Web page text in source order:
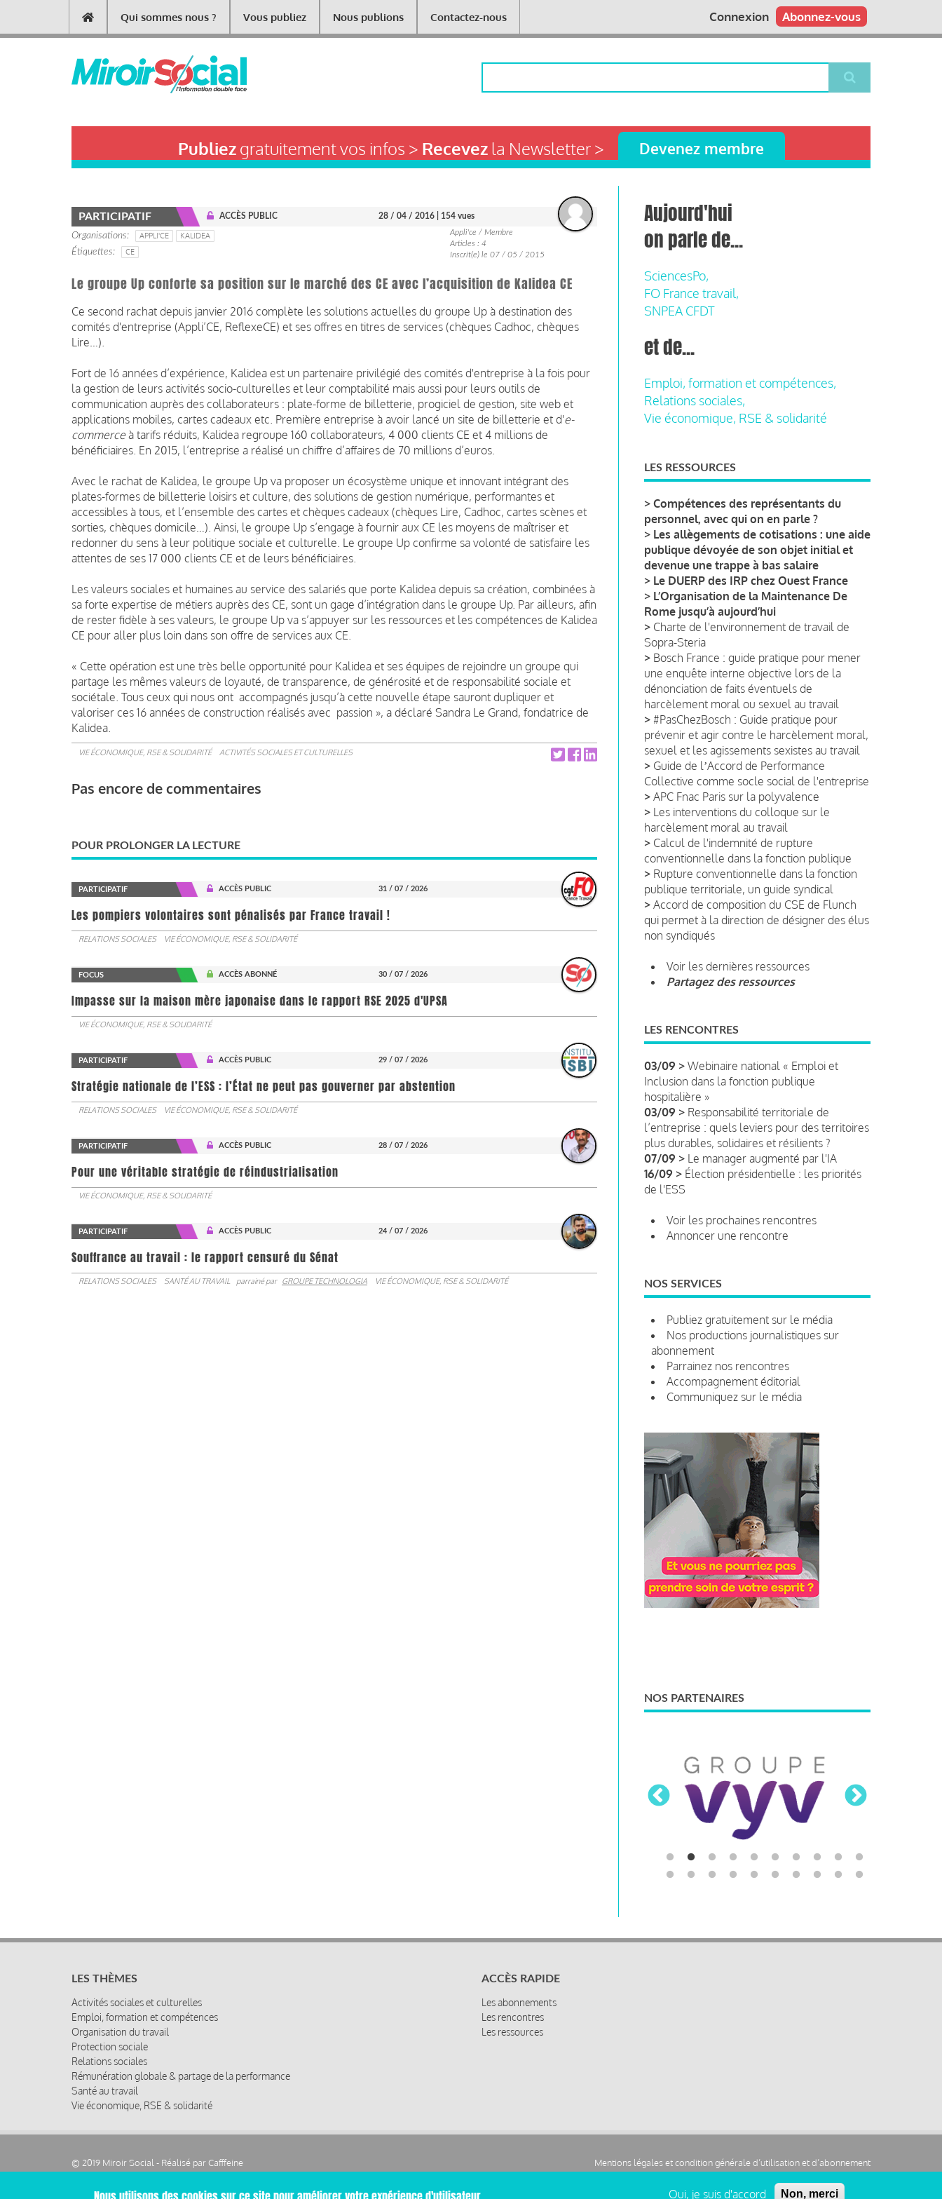
contenu
Main
navigation
Qui sommes nous ? Vous publiez Nous publions Contactez-nous Abonnez-vous
Connexion
Publiezgratuitement vos infos > Recevezla Newsletter > Devenez membre
PARTICIPATIF ACCÈS PUBLIC 28 / 04 / 2016 | 154 vues
Organisations APPLI'CE
KALIDEA
Étiquettes
CE
Appli'ce / Membre
Articles : 4
Inscrit(e) le 07 / 05 / 2015
Le groupe Up conforte sa position sur le marché des CE avec l’acquisition de Kalidea CE
Ce second rachat depuis janvier 2016 complète les solutions actuelles du groupe Up à destination des
comités d'entreprise (Appli’CE, ReflexeCE) et ses offres en titres de services (chèques Cadhoc, chèques
Lire…).
Fort de 16 années d’expérience, Kalidea est un partenaire privilégié des comités d'entreprise à la fois pour
la gestion de leurs activités socio-culturelles et leur comptabilité mais aussi pour leurs outils de
communication auprès des collaborateurs : plate-forme de billetterie, progiciel de gestion, site web et
applications mobiles, cartes cadeaux etc. Première entreprise à avoir lancé un site de billetterie et d'e-
commerce à tarifs réduits, Kalidea regroupe 160 collaborateurs, 4 000 clients CE et 4 millions de
bénéficiaires. En 2015, l’entreprise a réalisé un chiffre d’affaires de 70 millions d’euros.
Avec le rachat de Kalidea, le groupe Up va proposer un écosystème unique et innovant intégrant des
plates-formes de billetterie loisirs et culture, des solutions de gestion numérique, performantes et
accessibles à tous, et l’ensemble des cartes et chèques cadeaux (chèques Lire, Cadhoc, cartes scènes et
sorties, chèques domicile…). Ainsi, le groupe Up s’engage à fournir aux CE les moyens de maîtriser et
redonner du sens à leur politique sociale et culturelle. Le groupe Up confirme sa volonté de satisfaire les
attentes de ses 17 000 clients CE et de leurs bénéficiaires.
Les valeurs sociales et humaines au service des salariés que porte Kalidea depuis sa création, combinées à
sa forte expertise de métiers auprès des CE, sont un gage d’intégration dans le groupe Up. Par ailleurs, afin
de rester fidèle à ses valeurs, le groupe Up va s’appuyer sur les ressources et les compétences de Kalidea
CE pour aller plus loin dans son offre de services aux CE.
« Cette opération est une très belle opportunité pour Kalidea et ses équipes de rejoindre un groupe qui
partage les mêmes valeurs de loyauté, de transparence, de générosité et de responsabilité sociale et
sociétale. Tous ceux qui nous ont accompagnés jusqu’à cette nouvelle étape sauront dupliquer et
valoriser ces 16 années de construction réalisés avec passion », a déclaré Sandra Le Grand, fondatrice de
Kalidea.
VIE ÉCONOMIQUE, RSE & SOLIDARITÉ ACTIVITÉS SOCIALES ET CULTURELLES
Pas encore de commentaires
POUR PROLONGER LA LECTURE
PARTICIPATIF ACCÈS PUBLIC 31 / 07 / 2026
Les pompiers volontaires sont pénalisés par France travail !
RELATIONS SOCIALES VIE ÉCONOMIQUE, RSE & SOLIDARITÉ
FOCUS ACCÈS ABONNÉ 30 / 07 / 2026
Impasse sur la maison mère japonaise dans le rapport RSE 2025 d'UPSA
VIE ÉCONOMIQUE, RSE & SOLIDARITÉ
PARTICIPATIF ACCÈS PUBLIC 29 / 07 / 2026
Stratégie nationale de l’ESS : l’État ne peut pas gouverner par abstention
RELATIONS SOCIALES VIE ÉCONOMIQUE, RSE & SOLIDARITÉ
PARTICIPATIF ACCÈS PUBLIC 28 / 07 / 2026
Pour une véritable stratégie de réindustrialisation
VIE ÉCONOMIQUE, RSE & SOLIDARITÉ
PARTICIPATIF ACCÈS PUBLIC 24 / 07 / 2026
Souffrance au travail : le rapport censuré du Sénat
RELATIONS SOCIALES SANTÉ AU TRAVAIL parrainé par GROUPE TECHNOLOGIA VIE ÉCONOMIQUE, RSE & SOLIDARITÉ
Aujourd'hui
on parle de...
SciencesPo,
FO France travail,
SNPEA CFDT
et de...
Emploi, formation et compétences,
Relations sociales,
Vie économique, RSE & solidarité
LES RESSOURCES
> Compétences des représentants du
personnel, avec qui on en parle ?
> Les allègements de cotisations : une aide
publique dévoyée de son objet initial et
devenue une trappe à bas salaire
> Le DUERP des IRP chez Ouest France
> L’Organisation de la Maintenance De
Rome jusqu’à aujourd’hui
> Charte de l'environnement de travail de
Sopra-Steria
> Bosch France : guide pratique pour mener
une enquête interne objective lors de la
dénonciation de faits éventuels de
harcèlement moral ou sexuel au travail
> #PasChezBosch : Guide pratique pour
prévenir et agir contre le harcèlement moral,
sexuel et les agissements sexistes au travail
> Guide de lʼAccord de Performance
Collective comme socle social de l'entreprise
> APC Fnac Paris sur la polyvalence
> Les interventions du colloque sur le
harcèlement moral au travail
> Calcul de l'indemnité de rupture
conventionnelle dans la fonction publique
> Rupture conventionnelle dans la fonction
publique territoriale, un guide syndical
> Accord de composition du CSE de Flunch
qui permet à la direction de désigner des élus
non syndiqués
Voir les dernières ressources
Partagez des ressources
LES RENCONTRES
03/09 > Webinaire national « Emploi et
Inclusion dans la fonction publique
hospitalière »
03/09 > Responsabilité territoriale de
l’entreprise : quels leviers pour des territoires
plus durables, solidaires et résilients ?
07/09 > Le manager augmenté par l'IA
16/09 > Élection présidentielle : les priorités
de l'ESS
Voir les prochaines rencontres
Annoncer une rencontre
NOS SERVICES
Publiez gratuitement sur le média
Nos productions journalistiques sur
abonnement
Parrainez nos rencontres
Accompagnement éditorial
Communiquez sur le média
NOS PARTENAIRES
LES THÈMES
Activités sociales et culturelles
Emploi, formation et compétences
Organisation du travail
Protection sociale
Relations sociales
Rémunération globale & partage de la performance
Santé au travail
Vie économique, RSE & solidarité
ACCÈS RAPIDE
Les abonnements
Les rencontres
Les ressources
© 2019 Miroir Social - Réalisé par Cafffeine
Pied
Mentions légales et condition générale d’utilisation et d’abonnement
Oui, je suis d'accord Non, merci